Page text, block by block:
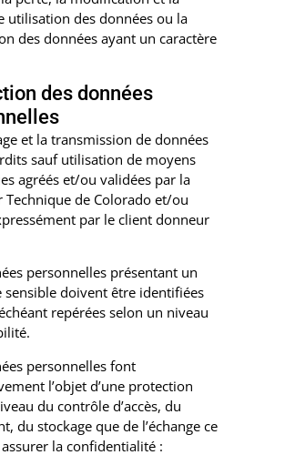
utilisation des données ou la
des données ayant un caractère
des données
et la transmission de données
sauf utilisation de moyens
agréés et/ou validées par la
Technique de Colorado et/ou
par le client donneur
personnelles présentant un
sensible doivent être identifiées
repérées selon un niveau
personnelles font
l’objet d’une protection
du contrôle d’accès, du
du stockage que de l’échange ce
assurer la confidentialité :